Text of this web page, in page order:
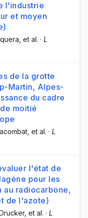
l'industrie
et moyen
, et al. · L
de la grotte
Martin, Alpes-
du cadre
moitié
, et al. · L
l'état de
pour les
au radiocarbone,
de l'azote)
, et al. · L